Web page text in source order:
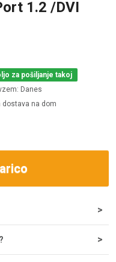
1.2 /DVI
za pošiljanje takoj
Danes
dostava na dom
odpreme iz
1-2 dneh, najpogosteje